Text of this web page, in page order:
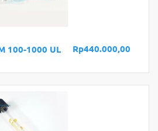
Rp440.000,00
100-1000 UL